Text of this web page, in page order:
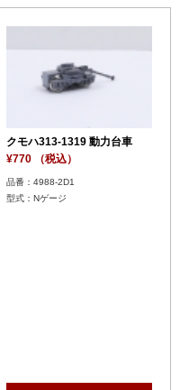
クモハ313-1319 動力台車
¥770 （税込）
品番：4988-2D1
型式：Nゲージ